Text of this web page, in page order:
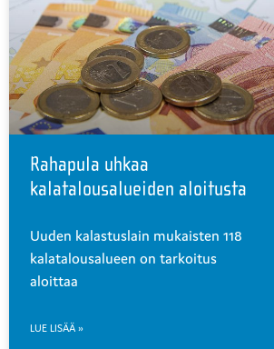
Rahapula uhkaa
kalatalousalueiden aloitusta
Uuden kalastuslain mukaisten 118
kalatalousalueen on tarkoitus
aloittaa
LUE LISÄÄ »